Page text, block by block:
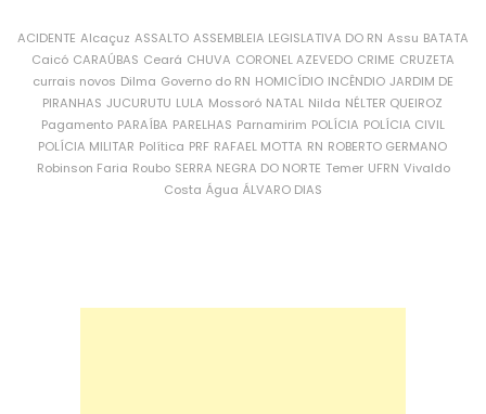
ACIDENTE Alcaçuz ASSALTO ASSEMBLEIA LEGISLATIVA DO RN Assu BATATA
Caicó CARAÚBAS Ceará CHUVA CORONEL AZEVEDO CRIME CRUZETA
currais novos Dilma Governo do RN HOMICÍDIO INCÊNDIO JARDIM DE
PIRANHAS JUCURUTU LULA Mossoró NATAL Nilda NÉLTER QUEIROZ
Pagamento PARAÍBA PARELHAS Parnamirim POLÍCIA POLÍCIA CIVIL
POLÍCIA MILITAR Política PRF RAFAEL MOTTA RN ROBERTO GERMANO
Robinson Faria Roubo SERRA NEGRA DO NORTE Temer UFRN Vivaldo
Costa Água ÁLVARO DIAS